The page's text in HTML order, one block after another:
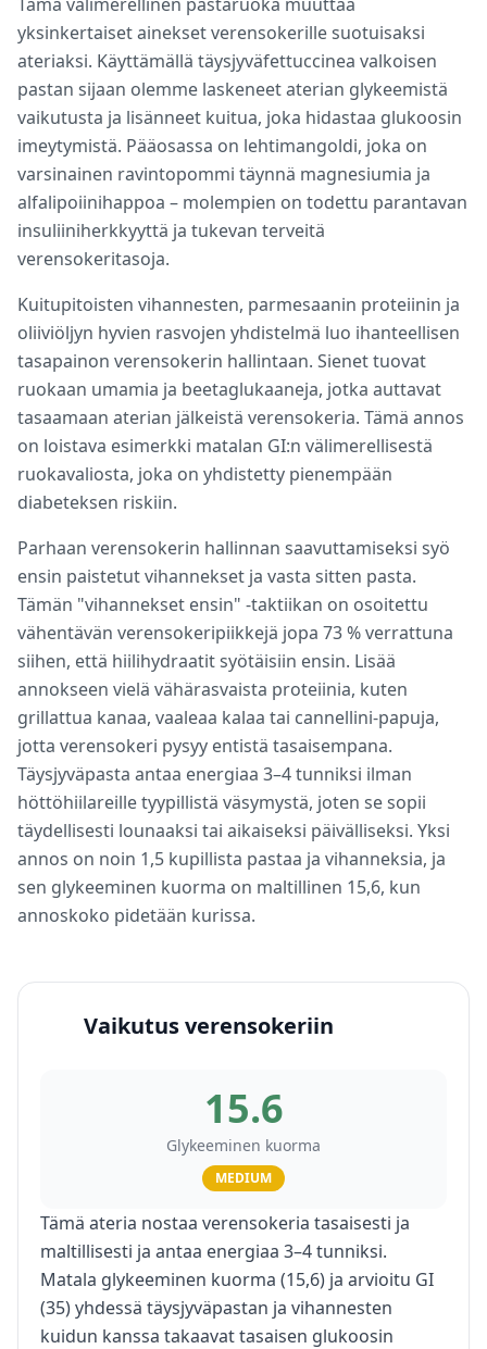
yksinkertaiset ainekset verensokerille suotuisaksi
ateriaksi. Käyttämällä täysjyväfettuccinea valkoisen
pastan sijaan olemme laskeneet aterian glykeemistä
vaikutusta ja lisänneet kuitua, joka hidastaa glukoosin
imeytymistä. Pääosassa on lehtimangoldi, joka on
varsinainen ravintopommi täynnä magnesiumia ja
alfalipoiinihappoa – molempien on todettu parantavan
insuliiniherkkyyttä ja tukevan terveitä
verensokeritasoja.
Kuitupitoisten vihannesten, parmesaanin proteiinin ja
oliiviöljyn hyvien rasvojen yhdistelmä luo ihanteellisen
tasapainon verensokerin hallintaan. Sienet tuovat
ruokaan umamia ja beetaglukaaneja, jotka auttavat
tasaamaan aterian jälkeistä verensokeria. Tämä annos
on loistava esimerkki matalan GI:n välimerellisestä
ruokavaliosta, joka on yhdistetty pienempään
diabeteksen riskiin.
Parhaan verensokerin hallinnan saavuttamiseksi syö
ensin paistetut vihannekset ja vasta sitten pasta.
Tämän "vihannekset ensin" -taktiikan on osoitettu
vähentävän verensokeripiikkejä jopa 73 % verrattuna
siihen, että hiilihydraatit syötäisiin ensin. Lisää
annokseen vielä vähärasvaista proteiinia, kuten
grillattua kanaa, vaaleaa kalaa tai cannellini-papuja,
jotta verensokeri pysyy entistä tasaisempana.
Täysjyväpasta antaa energiaa 3–4 tunniksi ilman
höttöhiilareille tyypillistä väsymystä, joten se sopii
täydellisesti lounaaksi tai aikaiseksi päivälliseksi. Yksi
annos on noin 1,5 kupillista pastaa ja vihanneksia, ja
sen glykeeminen kuorma on maltillinen 15,6, kun
annoskoko pidetään kurissa.
Vaikutus verensokeriin
15.6
Glykeeminen kuorma
MEDIUM
Tämä ateria nostaa verensokeria tasaisesti ja
maltillisesti ja antaa energiaa 3–4 tunniksi.
Matala glykeeminen kuorma (15,6) ja arvioitu GI
(35) yhdessä täysjyväpastan ja vihannesten
kuidun kanssa takaavat tasaisen glukoosin